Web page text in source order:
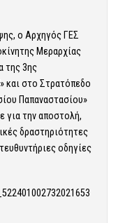
ο Αρχηγός ΓΕΣ
Μεραρχίας
της 3ης
και στο Στρατόπεδο
Παπαναστασίου»
για την αποστολή,
δραστηριότητες
οδηγίες